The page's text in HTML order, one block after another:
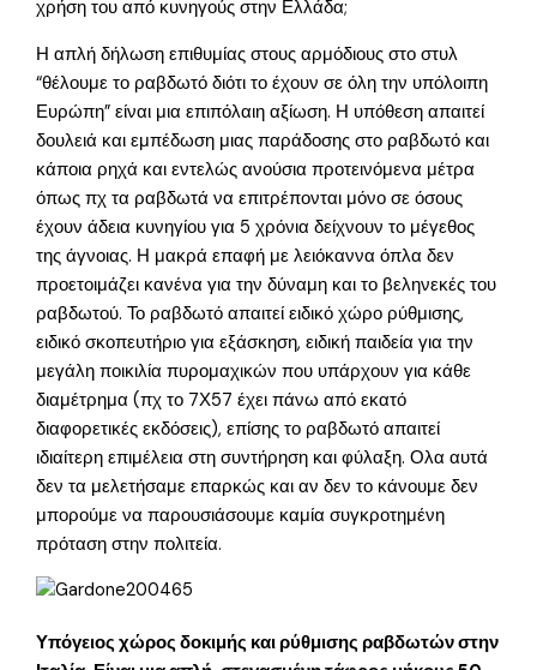
χρήση του από κυνηγούς στην Ελλάδα;
Η απλή δήλωση επιθυμίας στους αρμόδιους στο στυλ
“θέλουμε το ραβδωτό διότι το έχουν σε όλη την υπόλοιπη
Ευρώπη” είναι μια επιπόλαιη αξίωση. Η υπόθεση απαιτεί
δουλειά και εμπέδωση μιας παράδοσης στο ραβδωτό και
κάποια ρηχά και εντελώς ανούσια προτεινόμενα μέτρα
όπως πχ τα ραβδωτά να επιτρέπονται μόνο σε όσους
έχουν άδεια κυνηγίου για 5 χρόνια δείχνουν το μέγεθος
της άγνοιας. Η μακρά επαφή με λειόκαννα όπλα δεν
προετοιμάζει κανένα για την δύναμη και το βεληνεκές του
ραβδωτού. Το ραβδωτό απαιτεί ειδικό χώρο ρύθμισης,
ειδικό σκοπευτήριο για εξάσκηση, ειδική παιδεία για την
μεγάλη ποικιλία πυρομαχικών που υπάρχουν για κάθε
διαμέτρημα (πχ το 7Χ57 έχει πάνω από εκατό
διαφορετικές εκδόσεις), επίσης το ραβδωτό απαιτεί
ιδιαίτερη επιμέλεια στη συντήρηση και φύλαξη. Ολα αυτά
δεν τα μελετήσαμε επαρκώς και αν δεν το κάνουμε δεν
μπορούμε να παρουσιάσουμε καμία συγκροτημένη
πρόταση στην πολιτεία.
Υπόγειος χώρος δοκιμής και ρύθμισης ραβδωτών στην